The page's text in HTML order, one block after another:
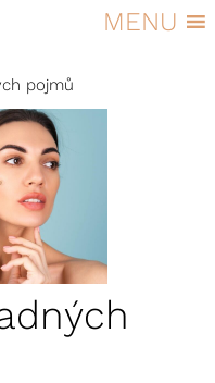
MENU
pojmů